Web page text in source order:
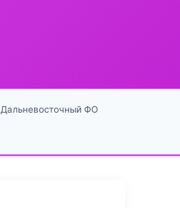
Дальневосточный ФО